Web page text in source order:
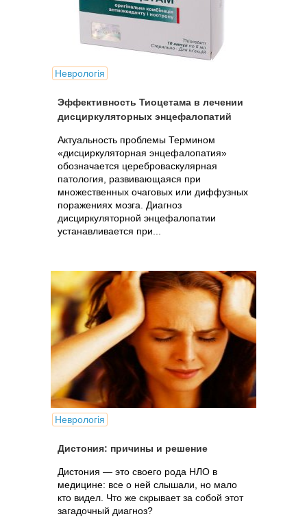
Неврологія
Эффективность Тиоцетама в лечении
дисциркуляторных энцефалопатий
Актуальность проблемы Термином
«дисциркуляторная энцефалопатия»
обозначается цереброваскулярная
патология, развивающаяся при
множественных очаговых или диффузных
поражениях мозга. Диагноз
дисциркуляторной энцефалопатии
устанавливается при...
Неврологія
Дистония: причины и решение
Дистония — это своего рода НЛО в
медицине: все о ней слышали, но мало
кто видел. Что же скрывает за собой этот
загадочный диагноз?